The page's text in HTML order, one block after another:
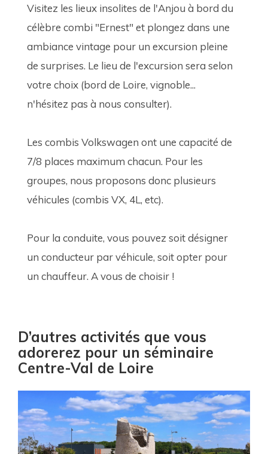
Visitez les lieux insolites de l'Anjou à bord du
célèbre combi "Ernest" et plongez dans une
ambiance vintage pour un excursion pleine
de surprises. Le lieu de l'excursion sera selon
votre choix (bord de Loire, vignoble...
n'hésitez pas à nous consulter).
Les combis Volkswagen ont une capacité de
7/8 places maximum chacun. Pour les
groupes, nous proposons donc plusieurs
véhicules (combis VX, 4L, etc).
Pour la conduite, vous pouvez soit désigner
un conducteur par véhicule, soit opter pour
un chauffeur. A vous de choisir !
D’autres activités que vous
adorerez pour un séminaire
Centre-Val de Loire